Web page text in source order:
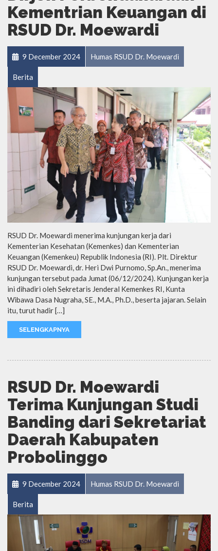
Kementrian Keuangan di
RSUD Dr. Moewardi
9 December 2024 Humas RSUD Dr. Moewardi
Berita
RSUD Dr. Moewardi menerima kunjungan kerja dari
Kementerian Kesehatan (Kemenkes) dan Kementerian
Keuangan (Kemenkeu) Republik Indonesia (RI). Plt. Direktur
RSUD Dr. Moewardi, dr. Heri Dwi Purnomo, Sp.An., menerima
kunjungan tersebut pada Jumat (06/12/2024). Kunjungan kerja
ini dihadiri oleh Sekretaris Jenderal Kemenkes RI, Kunta
Wibawa Dasa Nugraha, SE., M.A., Ph.D., beserta jajaran. Selain
itu, turut hadir […]
SELENGKAPNYA
RSUD Dr. Moewardi
Terima Kunjungan Studi
Banding dari Sekretariat
Daerah Kabupaten
Probolinggo
9 December 2024 Humas RSUD Dr. Moewardi
Berita